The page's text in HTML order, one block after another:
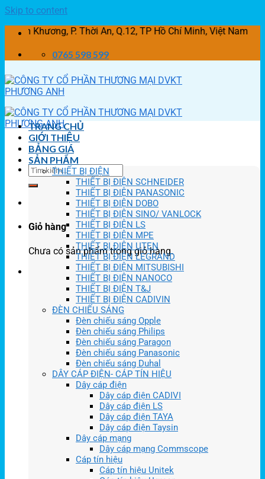
Skip to content
Khương, P. Thời An, Q.12, TP Hồ Chí Minh, Việt Nam
0765 598 599
Giỏ hàng
Chưa có sản phẩm trong giỏ hàng.
TRANG CHỦ
GIỚI THIỆU
BẢNG GIÁ
SẢN PHẨM
THIẾT BỊ ĐIỆN
THIẾT BỊ ĐIỆN SCHNEIDER
THIẾT BỊ ĐIỆN PANASONIC
THIẾT BỊ ĐIỆN DOBO
THIẾT BỊ ĐIỆN SINO/ VANLOCK
THIẾT BỊ ĐIỆN LS
THIẾT BỊ ĐIỆN MPE
THIẾT BỊ ĐIỆN UTEN
THIẾT BỊ ĐIỆN LEGRAND
THIẾT BỊ ĐIỆN MITSUBISHI
THIẾT BỊ ĐIỆN NANOCO
THIẾT BỊ ĐIỆN T&J
THIẾT BỊ ĐIỆN CADIVIN
ĐÈN CHIẾU SÁNG
Đèn chiếu sáng Opple
Đèn chiếu sáng Philips
Đèn chiếu sáng Paragon
Đèn chiếu sáng Panasonic
Đèn chiếu sáng Duhal
DÂY CÁP ĐIỆN- CÁP TÍN HIỆU
Dây cáp điện
Dây cáp điện CADIVI
Dây cáp điện LS
Dây cáp điện TAYA
Dây cáp điện Taysin
Dây cáp mạng
Dây cáp mạng Commscope
Cáp tín hiệu
Cáp tín hiệu Unitek